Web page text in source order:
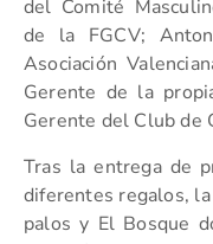
del Comité
de la FGCV;
Asociación
Gerente de la
Gerente del Club de
Tras la entrega de
diferentes regalos,
palos y El Bosque